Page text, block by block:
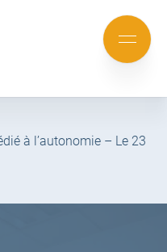
Mobile
menu
à l’autonomie – Le 23